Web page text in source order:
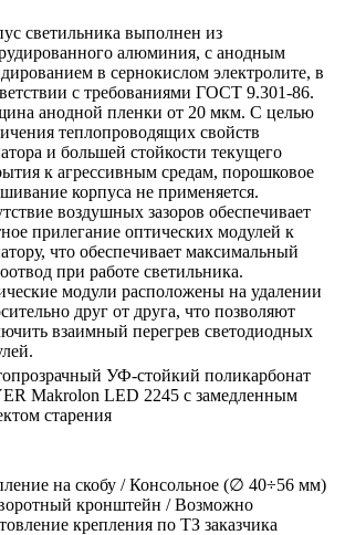
светильника выполнен из
алюминия, с анодным
в сернокислом электролите, в
с требованиями ГОСТ 9.301-86.
анодной пленки от 20 мкм. С целью
теплопроводящих свойств
и большей стойкости текущего
к агрессивным средам, порошковое
корпуса не применяется.
воздушных зазоров обеспечивает
прилегание оптических модулей к
что обеспечивает максимальный
при работе светильника.
модули расположены на удалении
друг от друга, что позволяют
взаимный перегрев светодиодных
УФ-стойкий поликарбонат
Makrolon LED 2245 с замедленным
старения
на скобу / Консольное (∅ 40÷56 мм)
кронштейн / Возможно
крепления по ТЗ заказчика